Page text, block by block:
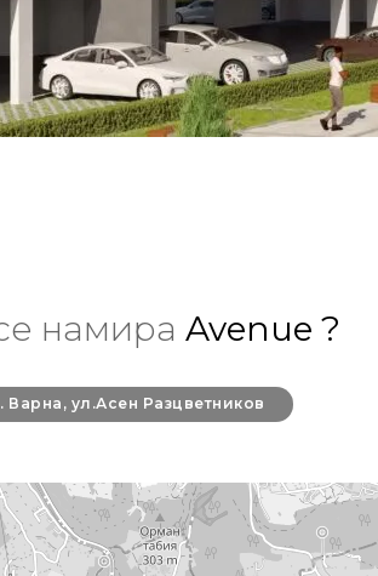
намира Avenue ?
Варна, ул.Асен Разцветников